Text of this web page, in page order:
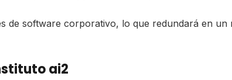
de software corporativo, lo que redundará en
ai2